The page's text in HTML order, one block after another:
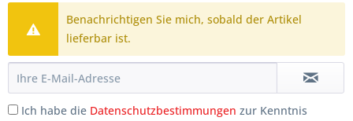
Benachrichtigen Sie mich, sobald der Artikel
lieferbar ist.
Ich habe die Datenschutzbestimmungen zur Kenntnis